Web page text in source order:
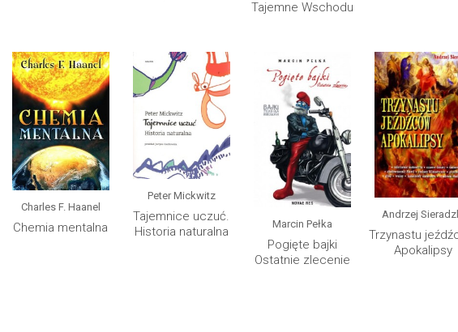
Tajemne Wschodu
Charles F. Haanel
Chemia mentalna
Peter Mickwitz
Tajemnice uczuć.
Historia naturalna
Marcin Pełka
Pogięte bajki
Ostatnie zlecenie
Andrzej
Trzynastu
Apokalipsy